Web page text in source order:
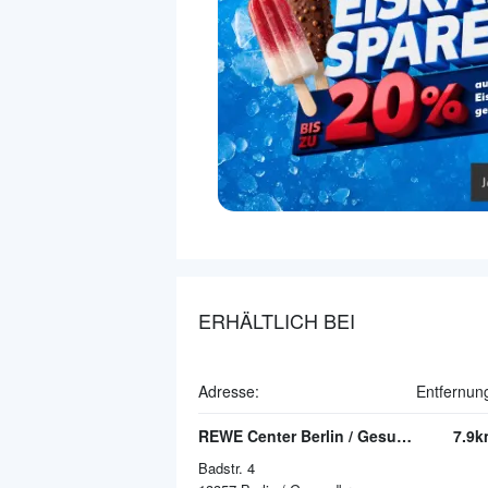
ERHÄLTLICH BEI
Adresse:
REWE Center Berlin / Gesundbrunnen
Badstr. 4